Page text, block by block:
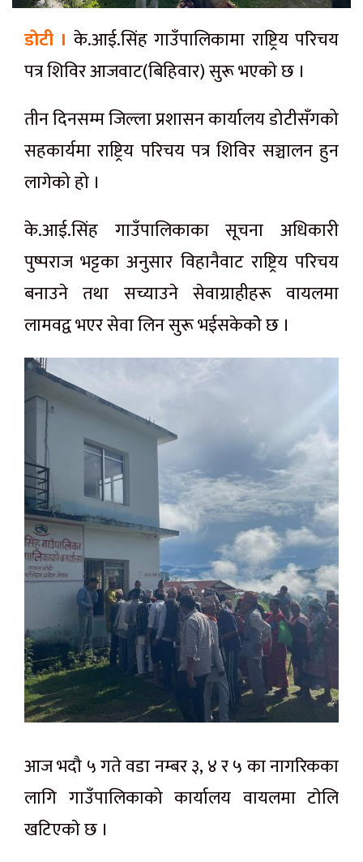
डाेटी । के.आई.सिंह गाउँपालिकामा राष्ट्रिय परिचय
पत्र शिविर आजवाट(बिहिवार) सुरू भएकाे छ ।
तीन दिनसम्म जिल्ला प्रशासन कार्यालय डोटीसँगको
सहकार्यमा राष्ट्रिय परिचय पत्र शिविर सञ्चालन हुन
लागेको हो ।
के.आई.सिंह गाउँपालिकाका सूचना अधिकारी
पुष्पराज भट्टका अनुसार विहानैवाट राष्ट्रिय परिचय
बनाउने तथा सच्याउने सेवाग्राहीहरू वायलमा
लामवद्व भएर सेवा लिन सुरू भईसकेकाेे छ ।
आज भदौ ५ गते वडा नम्बर ३, ४ र ५ का नागरिकका
लागि गाउँपालिकाको कार्यालय वायलमा टाेलि
खटिएकाे छ ।